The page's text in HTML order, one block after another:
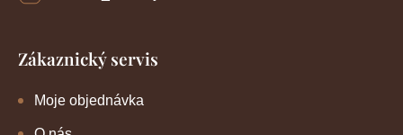
Zákaznický servis
Moje objednávka